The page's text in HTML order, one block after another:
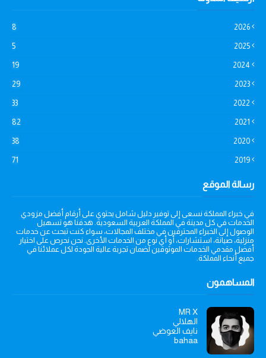
2026
8
2025
5
2024
19
2023
29
2022
33
2021
82
2020
38
2019
71
رسالة الموقع
في خبراء المملكة نسعى إلى توفير دليل شامل يحتوي على أرقام أفضل مزودي
الخدمات في كل مدينة في المملكة العربية السعودية. هدفنا هو تسهيل
الوصول إلى الخبراء المحترفين في مختلف المجالات، سواء كنت تبحث عن خدمات
منزلية، صيانة، استشارات، أو أي نوع من الخدمات الأخرى. نحن نحرص على اختيار
أفضل مقدمي الخدمات الموثوقين لضمان تجربة عالية الجودة لكل عملائنا في
جميع أنحاء المملكة.
المساهمون
MR X
الهلالي
نايف العوضي
bahaa